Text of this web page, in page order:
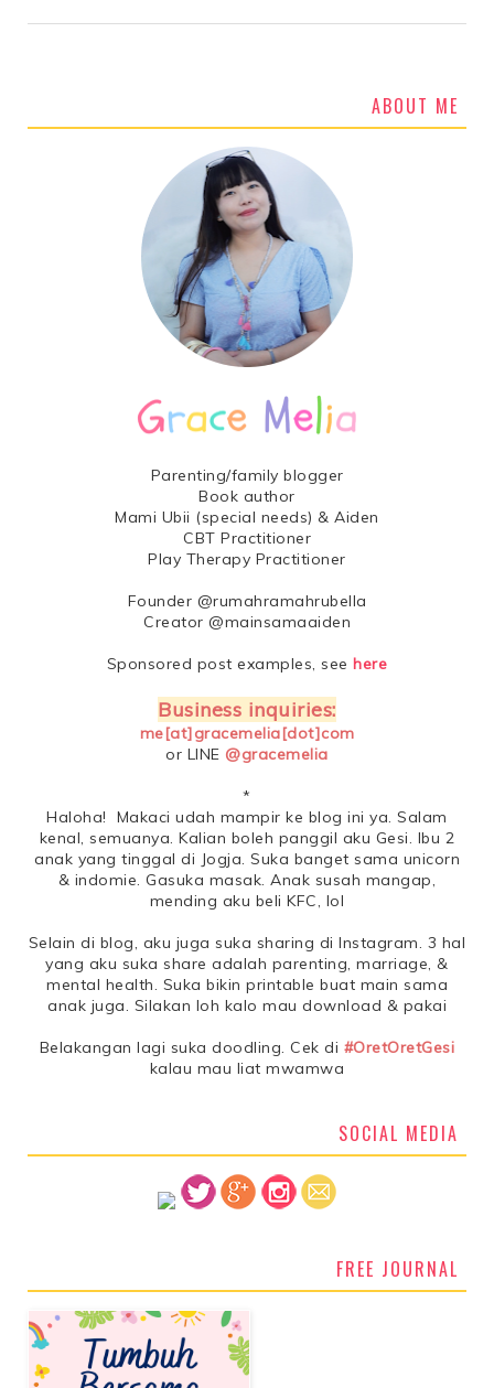
ABOUT ME
Parenting/family blogger
Book author
Mami Ubii (special needs) & Aiden
CBT Practitioner
Play Therapy Practitioner
Founder @rumahramahrubella
Creator @mainsamaaiden
Sponsored post examples, seehere
Business inquiries:
me[at]gracemelia[dot]com
or LINE @gracemelia
*
Haloha! Makaci udah mampir ke blog ini ya. Salam
kenal, semuanya. Kalian boleh panggil aku Gesi. Ibu 2
anak yang tinggal di Jogja. Suka banget sama unicorn
& indomie. Gasuka masak. Anak susah mangap,
mending aku beli KFC, lol
Selain di blog, aku juga suka sharing di Instagram. 3 hal
yang aku suka share adalah parenting, marriage, &
mental health. Suka bikin printable buat main sama
anak juga. Silakan loh kalo mau download & pakai
Belakangan lagi suka doodling. Cek di #OretOretGesi
kalau mau liat mwamwa
SOCIAL MEDIA
FREE JOURNAL